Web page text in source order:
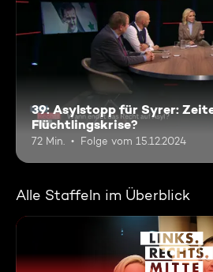
39: Asylstopp für Syrer:
Flüchtlingskrise?
72 Min. Folge vom 15.12.2024
Alle Staffeln im Überblick